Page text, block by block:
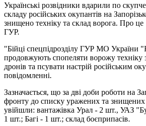
Українські розвідники вдарили по
складу російських окупантів на
знищено техніку та склад ворога. Про це
ГУР.
"Бійці спецпідрозділу ГУР МО України
продовжують спопеляти ворожу
дронів та псувати настрій російським
повідомленні.
Зазначається, що за дві доби роботи на
фронту до списку уражених та
увійшли: вантажівка Урал - 2 шт., УАЗ
1 шт.; Багі - 1 шт.; склад боєприпасів.